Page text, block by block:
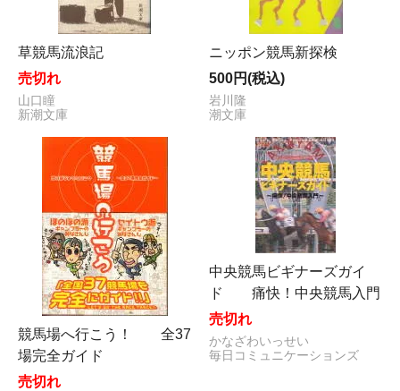
草競馬流浪記
売切れ
山口瞳
新潮文庫
ニッポン競馬新探検
500円(税込)
岩川隆
潮文庫
競馬場へ行こう！ 全37
場完全ガイド
売切れ
中央競馬ビギナーズガイ
ド 痛快！中央競馬入門
売切れ
かなざわいっせい
毎日コミュニケーションズ